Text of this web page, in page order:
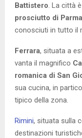
Battistero . La città
prosciutto di Parma
conosciuti in tutto il
Ferrara, situata a
vanta il magnifico
romanica di San
sua cucina, in
tipico della zona.
Rimini, situata sulla
destinazioni